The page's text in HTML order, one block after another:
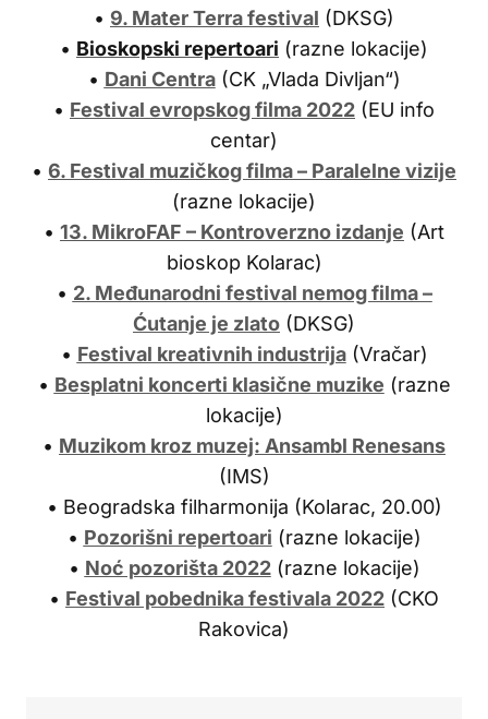
• 9. Mater Terra festival (DKSG)
• Bioskopski repertoari (razne lokacije)
• Dani Centra(CK „Vlada Divljan“)
• Festival evropskog filma 2022 (EU info
centar)
• 6. Festival muzičkog filma – Paralelne vizije
(razne lokacije)
• 13. MikroFAF – Kontroverzno izdanje (Art
bioskop Kolarac)
• 2. Međunarodni festival nemog filma –
Ćutanje je zlato (DKSG)
• Festival kreativnih industrija(Vračar)
• Besplatni koncerti klasične muzike (razne
lokacije)
• Muzikom kroz muzej: Ansambl Renesans
(IMS)
• Beogradska filharmonija (Kolarac, 20.00)
• Pozorišni repertoari (razne lokacije)
• Noć pozorišta 2022(razne lokacije)
• Festival pobednika festivala 2022 (CKO
Rakovica)